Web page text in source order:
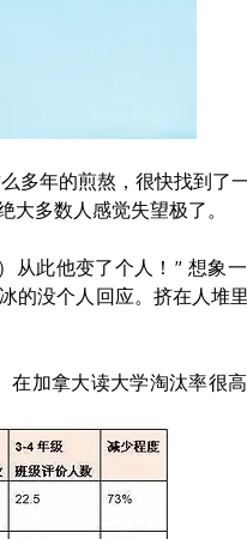
多年的煎熬，很快找到了
多数人感觉失望极了。
此他变了个人！” 想象
的没个人回应。挤在人堆
加拿大读大学淘汰率很